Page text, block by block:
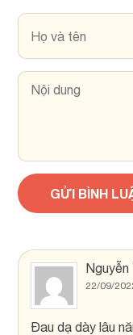
22/09/
Đau dạ dày lâu